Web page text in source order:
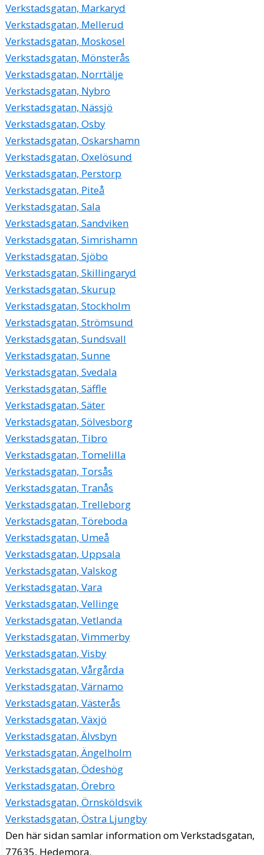
Verkstadsgatan, Markaryd
Verkstadsgatan, Mellerud
Verkstadsgatan, Moskosel
Verkstadsgatan, Mönsterås
Verkstadsgatan, Norrtälje
Verkstadsgatan, Nybro
Verkstadsgatan, Nässjö
Verkstadsgatan, Osby
Verkstadsgatan, Oskarshamn
Verkstadsgatan, Oxelösund
Verkstadsgatan, Perstorp
Verkstadsgatan, Piteå
Verkstadsgatan, Sala
Verkstadsgatan, Sandviken
Verkstadsgatan, Simrishamn
Verkstadsgatan, Sjöbo
Verkstadsgatan, Skillingaryd
Verkstadsgatan, Skurup
Verkstadsgatan, Stockholm
Verkstadsgatan, Strömsund
Verkstadsgatan, Sundsvall
Verkstadsgatan, Sunne
Verkstadsgatan, Svedala
Verkstadsgatan, Säffle
Verkstadsgatan, Säter
Verkstadsgatan, Sölvesborg
Verkstadsgatan, Tibro
Verkstadsgatan, Tomelilla
Verkstadsgatan, Torsås
Verkstadsgatan, Tranås
Verkstadsgatan, Trelleborg
Verkstadsgatan, Töreboda
Verkstadsgatan, Umeå
Verkstadsgatan, Uppsala
Verkstadsgatan, Valskog
Verkstadsgatan, Vara
Verkstadsgatan, Vellinge
Verkstadsgatan, Vetlanda
Verkstadsgatan, Vimmerby
Verkstadsgatan, Visby
Verkstadsgatan, Vårgårda
Verkstadsgatan, Värnamo
Verkstadsgatan, Västerås
Verkstadsgatan, Växjö
Verkstadsgatan, Älvsbyn
Verkstadsgatan, Ängelholm
Verkstadsgatan, Ödeshög
Verkstadsgatan, Örebro
Verkstadsgatan, Örnsköldsvik
Verkstadsgatan, Östra Ljungby
Den här sidan samlar information om Verkstadsgatan,
77635, Hedemora.